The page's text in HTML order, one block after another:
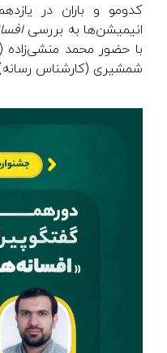
کدومو و باران در
انیمیشن‌ها به بررسی
با حضور محمد منشی‌زاده
شمشیری (کارشناس رسانه)